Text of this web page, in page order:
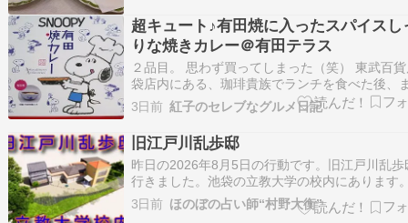
味でホッと一息できた。
超キュート♪有田焼に入ったスパイスし
りな焼きカレー＠有田テラス
２品目。 思わず買ってしまった（笑） 東武百
袋店内にある、珈琲貴族でランチを食べた後、
開催していた大九州展を見に行きました。 その
記事はこちら。 『めっちゃ嬉しい♪お誕生日ク
でデザート付きランチ@珈琲貴族』 好きなもの
今日は昨日よりも暑くなりましたが…
3日前 紅子のセレブなグルメ日記
旧江戸川乱歩邸
昨日の2026年8月5日の行動です。旧江戸川乱歩
行きました。池袋の立教大学の校内にあります
教大学 旧江戸川乱歩邸【公式】江戸川乱歩は小
の頃にハマって、学校の図書室にある本は全部
3日前 ほのぼの占い師“村野大衡”